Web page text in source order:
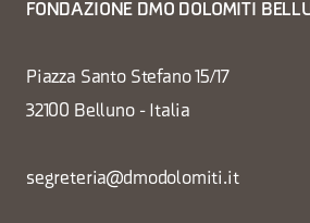
FONDAZIONE DMO DOLOMITI
Piazza Santo Stefano 15/17
32100 Belluno - Italia
segreteria@dmodolomiti.it